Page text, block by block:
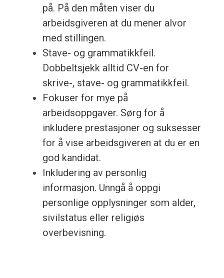
på. På den måten viser du
arbeidsgiveren at du mener alvor
med stillingen.
Stave- og grammatikkfeil.
Dobbeltsjekk alltid CV-en for
skrive-, stave- og grammatikkfeil.
Fokuser for mye på
arbeidsoppgaver. Sørg for å
inkludere prestasjoner og suksesser
for å vise arbeidsgiveren at du er en
god kandidat.
Inkludering av personlig
informasjon. Unngå å oppgi
personlige opplysninger som alder,
sivilstatus eller religiøs
overbevisning.